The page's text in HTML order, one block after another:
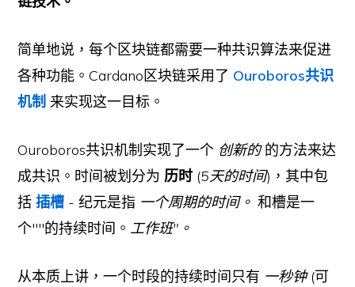
简单地说，每个区块链都需要一种共识算法来促进
各种功能。Cardano区块链采用了 Ouroboros共识
机制 来实现这一目标。
Ouroboros共识机制实现了一个 创新的的方法来达
成共识。时间被划分为历时 (5天的时间)，其中包
括插槽 - 纪元是指 一个周期的时间。 和槽是一
个""的持续时间。 工作班"。
从本质上讲，一个时段的持续时间只有 一秒钟(可